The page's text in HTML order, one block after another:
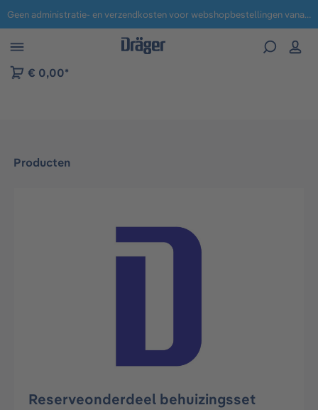
naar navigatie B2B-platform Geen administratie- en verzendkosten voor webshopbestellingen vanaf € 100,-.
€ 0,00*
Producten
Afbeeldingengalerij overslaan
Reserveonderdeel behuizingsset